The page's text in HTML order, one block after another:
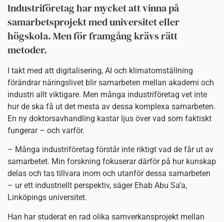
Industriföretag har mycket att vinna på
samarbetsprojekt med universitet eller
högskola. Men för framgång krävs rätt
metoder.
I takt med att digitalisering, AI och klimatomställning
förändrar näringslivet blir samarbeten mellan akademi och
industri allt viktigare. Men många industriföretag vet inte
hur de ska få ut det mesta av dessa komplexa samarbeten.
En ny doktorsavhandling kastar ljus över vad som faktiskt
fungerar – och varför.
– Många industriföretag förstår inte riktigt vad de får ut av
samarbetet. Min forskning fokuserar därför på hur kunskap
delas och tas tillvara inom och utanför dessa samarbeten
– ur ett industriellt perspektiv, säger Ehab Abu Sa’a,
Linköpings universitet.
Han har studerat en rad olika samverkansprojekt mellan